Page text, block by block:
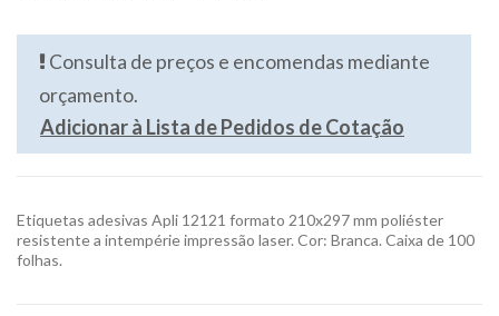
Consulta de preços e encomendas mediante
orçamento.
Adicionar à Lista de Pedidos de Cotação
Etiquetas adesivas Apli 12121 formato 210x297 mm poliéster
resistente a intempérie impressão laser. Cor: Branca. Caixa de 100
folhas.